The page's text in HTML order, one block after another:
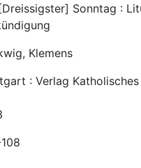
Sonntag :
Klemens
: Verlag